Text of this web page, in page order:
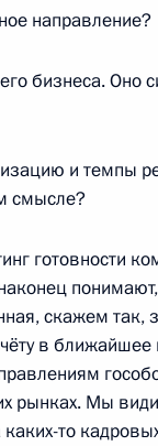
Огарёво
направление?
бизнеса. Оно
и темпы
смысле?
готовности
понимают,
скажем так,
в
рынках. Мы
то